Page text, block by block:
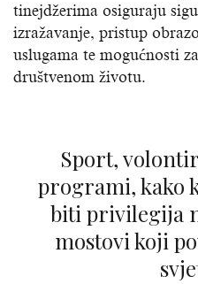
tinejdžerima osiguraju
izražavanje, pristup
uslugama te mogućnosti
društvenom životu.
Sport, volontiranje i kulturni
programi, kako
biti privilegija
mostovi koji